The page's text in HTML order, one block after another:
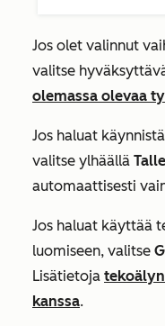
Jos olet valinnut
valitse
olemassa olevaa
Jos haluat
valitse ylhäällä
automaattisesti
Jos haluat käyttää
luomiseen, valitse
Lisätietoja
kanssa.